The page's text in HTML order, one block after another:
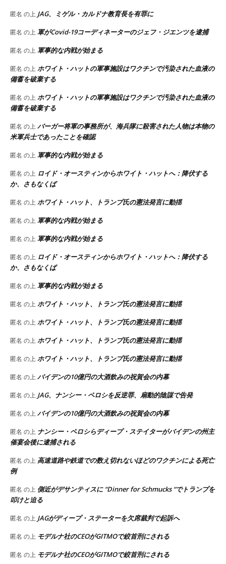
匿名 の上 JAG、ミゲル・カルドナ教育長を有罪に
匿名 の上 軍がCovid-19コーディネーターのジェフ・ジエンツを逮捕
匿名 の上 軍事的な内戦が始まる
匿名 の上 ホワイト・ハットの軍事施設はワクチンで汚染された血液の
備蓄を破棄する
匿名 の上 ホワイト・ハットの軍事施設はワクチンで汚染された血液の
備蓄を破棄する
匿名 の上 バーガー将軍の事務所が、海兵隊に殺害された人物は本物の
米軍兵士であったことを確認
匿名 の上 軍事的な内戦が始まる
匿名 の上 ロイド・オースティンからホワイト・ハットへ：降伏する
か、さもなくば
匿名 の上 ホワイト・ハット、トランプ氏の憲法発言に動揺
匿名 の上 軍事的な内戦が始まる
匿名 の上 軍事的な内戦が始まる
匿名 の上 ロイド・オースティンからホワイト・ハットへ：降伏する
か、さもなくば
匿名 の上 軍事的な内戦が始まる
匿名 の上 ホワイト・ハット、トランプ氏の憲法発言に動揺
匿名 の上 ホワイト・ハット、トランプ氏の憲法発言に動揺
匿名 の上 ホワイト・ハット、トランプ氏の憲法発言に動揺
匿名 の上 ホワイト・ハット、トランプ氏の憲法発言に動揺
匿名 の上 バイデンの10億円の大酒飲みの祝賀会の内幕
匿名 の上 JAG、ナンシー・ペロシを反逆罪、扇動的陰謀で告発
匿名 の上 バイデンの10億円の大酒飲みの祝賀会の内幕
匿名 の上 ナンシー・ペロシらディープ・ステイターがバイデンの州主
催宴会後に逮捕される
匿名 の上 高速道路や鉄道での数え切れないほどのワクチンによる死亡
例
匿名 の上 側近がデサンティスに “Dinner for Schmucks “でトランプを
叩けと迫る
匿名 の上 JAGがディープ・ステーターを欠席裁判で起訴へ
匿名 の上 モデルナ社のCEOがGITMOで絞首刑にされる
匿名 の上 モデルナ社のCEOがGITMOで絞首刑にされる